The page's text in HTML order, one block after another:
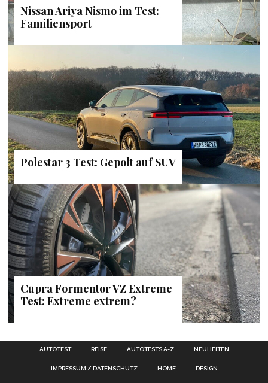
Nissan Ariya Nismo im Test:
Familiensport
Polestar 3 Test: Gepolt auf SUV
Cupra Formentor VZ Extreme
Test: Extreme extrem?
AUTOTEST REISE AUTOTESTS A-Z NEUHEITEN
IMPRESSUM / DATENSCHUTZ HOME DESIGN